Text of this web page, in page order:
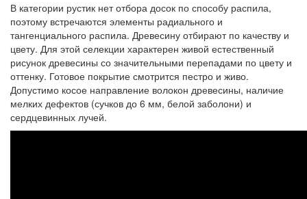
В категории рустик нет отбора досок по способу распила,
поэтому встречаются элементы радиального и
тангенциального распила. Древесину отбирают по качеству и
цвету. Для этой селекции характерен живой естественный
рисунок древесины со значительными перепадами по цвету и
оттенку. Готовое покрытие смотрится пестро и живо.
Допустимо косое направление волокон древесины, наличие
мелких дефектов (сучков до 6 мм, белой заболони) и
сердцевинных лучей.